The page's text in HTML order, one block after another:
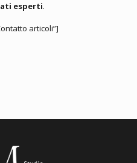
esperti.
articoli”]